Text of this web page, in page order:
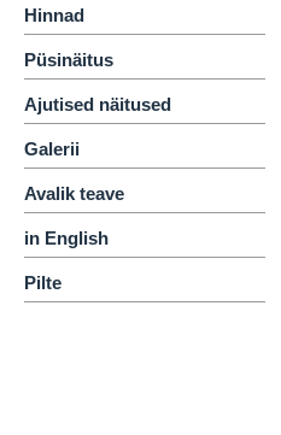
Hinnad
Püsinäitus
Ajutised näitused
Galerii
Avalik teave
in English
Pilte